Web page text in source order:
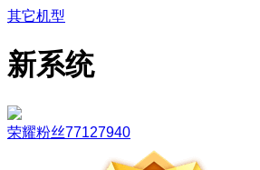
其它机型
新系统
荣耀粉丝77127940